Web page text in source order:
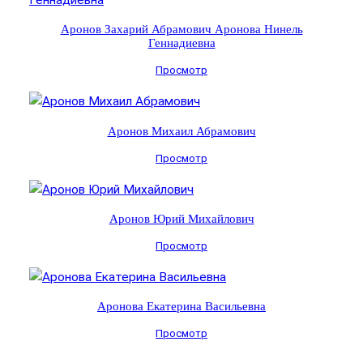
Аронов Захарий Абрамович Аронова Нинель
Геннадиевна
Просмотр
Аронов Михаил Абрамович
Просмотр
Аронов Юрий Михайлович
Просмотр
Аронова Екатерина Васильевна
Просмотр